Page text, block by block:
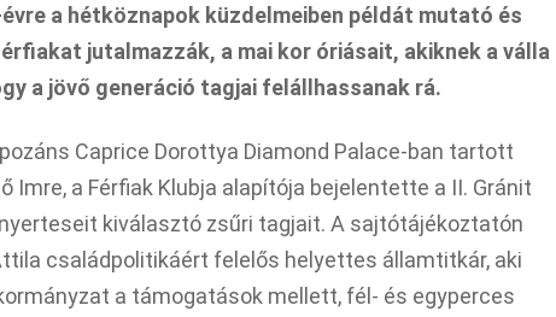
a hétköznapok küzdelmeiben példát mutató és
jutalmazzák, a mai kor óriásait, akiknek a válla
a jövő generáció tagjai felállhassanak rá.
Caprice Dorottya Diamond Palace-ban tartott
Imre, a Férfiak Klubja alapítója bejelentette a II. Gránit
nyerteseit kiválasztó zsűri tagjait. A sajtótájékoztatón
családpolitikáért felelős helyettes államtitkár, aki
a támogatások mellett, fél- és egyperces